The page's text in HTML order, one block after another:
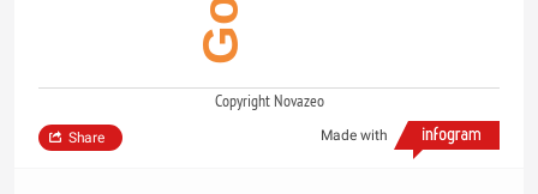
Copyright Novazeo
Made with
Share